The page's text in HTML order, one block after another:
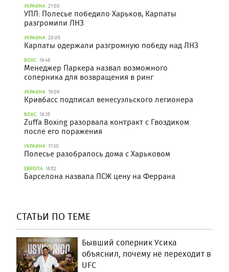
УКРАИНА 21:00
УПЛ: Полесье победило Харьков, Карпаты
разгромили ЛНЗ
УКРАИНА 20:05
Карпаты одержали разгромную победу над ЛНЗ
БОКС 19:46
Менеджер Паркера назвал возможного
соперника для возвращения в ринг
УКРАИНА 19:09
Кривбасс подписал венесуэльского легионера
БОКС 18:35
Zuffa Boxing разорвала контракт с Гвоздиком
после его поражения
УКРАИНА 17:30
Полесье разобралось дома с Харьковом
ЕВРОПА 16:52
Барселона назвала ПСЖ цену на Феррана
СТАТЬИ ПО ТЕМЕ
Бывший соперник Усика
объяснил, почему не переходит в
UFC